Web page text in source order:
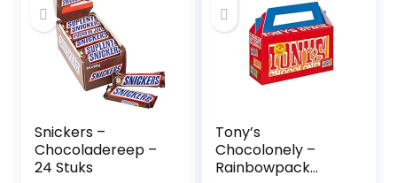
Snickers –
Chocoladereep –
24 Stuks
Tony’s
Chocolonely –
Rainbowpack